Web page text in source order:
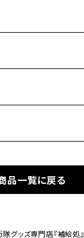
品一覧に戻る
グッズ専門店『補給処』